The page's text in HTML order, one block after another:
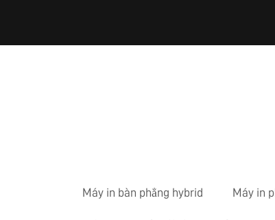
Máy in bàn phẳng hybrid Máy in